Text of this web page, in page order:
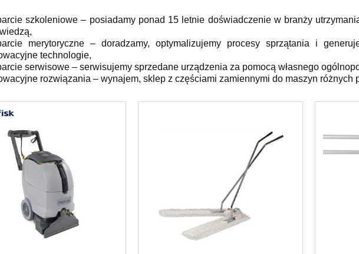
szkoleniowe – posiadamy ponad 15 letnie doświadczenie w branży
merytoryczne – doradzamy, optymalizujemy procesy sprzątania i
technologie,
serwisowe – serwisujemy sprzedane urządzenia za pomocą własnego
rozwiązania – wynajem, sklep z częściami zamiennymi do maszyn różnych